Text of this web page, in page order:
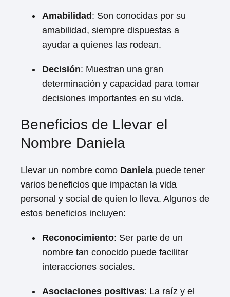
Amabilidad : Son conocidas por su
amabilidad, siempre dispuestas a
ayudar a quienes las rodean.
Decisión: Muestran una gran
determinación y capacidad para tomar
decisiones importantes en su vida.
Beneficios de Llevar el
Nombre Daniela
Llevar un nombre como Daniela puede tener
varios beneficios que impactan la vida
personal y social de quien lo lleva. Algunos de
estos beneficios incluyen:
Reconocimiento: Ser parte de un
nombre tan conocido puede facilitar
interacciones sociales.
Asociaciones positivas: La raíz y el